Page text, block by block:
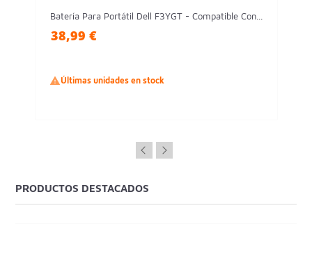
Batería Para Portátil Dell F3YGT - Compatible Con...
38,99 €
Últimas unidades en stock
PRODUCTOS DESTACADOS